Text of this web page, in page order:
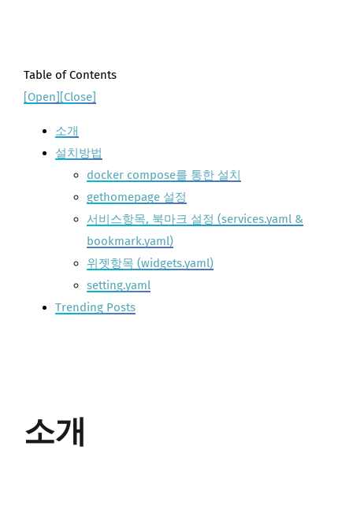
Table of Contents
[Open] [Close]
소개
설치방법
docker compose를 통한 설치
gethomepage 설정
서비스항목, 북마크 설정 (services.yaml &
bookmark.yaml)
위젯항목 (widgets.yaml)
setting.yaml
Trending Posts
소개